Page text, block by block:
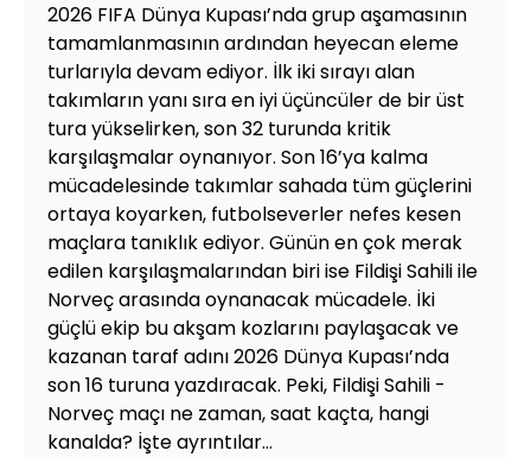
2026 FIFA Dünya Kupası’nda grup aşamasının
tamamlanmasının ardından heyecan eleme
turlarıyla devam ediyor. İlk iki sırayı alan
takımların yanı sıra en iyi üçüncüler de bir üst
tura yükselirken, son 32 turunda kritik
karşılaşmalar oynanıyor. Son 16’ya kalma
mücadelesinde takımlar sahada tüm güçlerini
ortaya koyarken, futbolseverler nefes kesen
maçlara tanıklık ediyor. Günün en çok merak
edilen karşılaşmalarından biri ise Fildişi Sahili ile
Norveç arasında oynanacak mücadele. İki
güçlü ekip bu akşam kozlarını paylaşacak ve
kazanan taraf adını 2026 Dünya Kupası’nda
son 16 turuna yazdıracak. Peki, Fildişi Sahili -
Norveç maçı ne zaman, saat kaçta, hangi
kanalda? İşte ayrıntılar...